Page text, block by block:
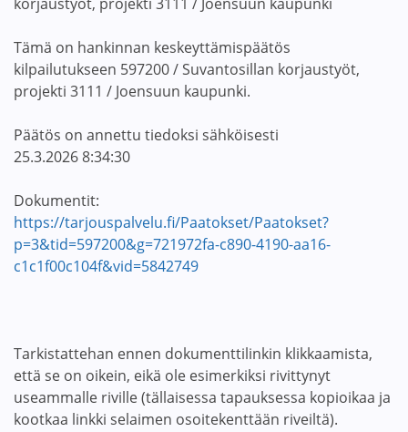
Tämä on hankinnan keskeyttämispäätös
kilpailutukseen 597200 / Suvantosillan korjaustyöt,
projekti 3111 / Joensuun kaupunki.
Päätös on annettu tiedoksi sähköisesti
25.3.2026 8:34:30
Dokumentit:
https://tarjouspalvelu.fi/Paatokset/Paatokset?
p=3&tid=597200&g=721972fa-c890-4190-aa16-
c1c1f00c104f&vid=5842749
Tarkistattehan ennen dokumenttilinkin klikkaamista,
että se on oikein, eikä ole esimerkiksi rivittynyt
useammalle riville (tällaisessa tapauksessa kopioikaa ja
kootkaa linkki selaimen osoitekenttään riveiltä).